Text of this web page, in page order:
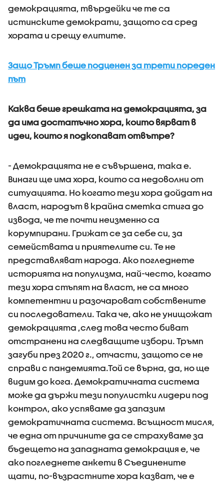
демокрацията, твърдейки че те са
истинските демократи, защото са сред
хората и срещу елитите.
Защо Тръмп беше подценен за трети пореден
път
Каква беше грешката на демокрацията, за
да има достатъчно хора, които вярват в
идеи, които я подкопават отвътре?
- Демокрацията не е съвършена, така е.
Винаги ще има хора, които са недоволни от
ситуацията. Но когато тези хора дойдат на
власт, народът в крайна сметка стига до
извода, че те почти неизменно са
корумпирани. Грижат се за себе си, за
семействата и приятелите си. Те не
представляват народа. Ако погледнете
историята на популизма, най-често, когато
тези хора стъпят на власт, не са много
компетентни и разочароват собствените
си последователи. Така че, ако не унищожат
демокрацията ,след това често биват
отстранени на следващите избори. Тръмп
загуби през 2020 г., отчасти, защото се не
справи с пандемията.Той се върна, да, но ще
видим до кога. Демократичната система
може да държи тези популистки лидери под
контрол, ако успяваме да запазим
демократичната система. Всъщност мисля,
че една от причините да се страхуваме за
бъдещето на западната демокрация е, че
ако погледнете анкети в Съединените
щати, по-възрастните хора казват, че е